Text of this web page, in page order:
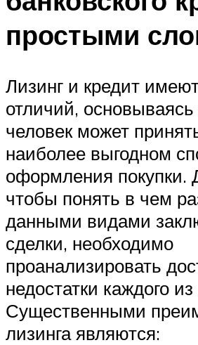
простыми
Лизинг и кредит
отличий,
человек может
наиболее выгодном
оформления покупки.
чтобы понять в чем
данными видами
сделки, необходимо
проанализировать
недостатки каждого
Существенными
лизинга являются: